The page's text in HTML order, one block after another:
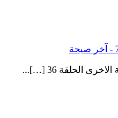
الحلقة 36 […]...